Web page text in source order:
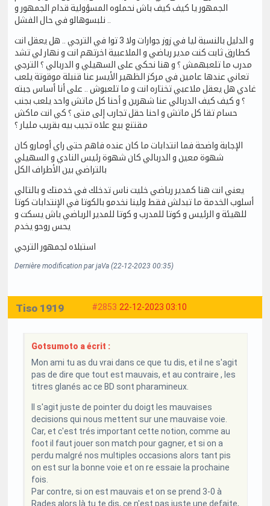
الجمهور يا كيف كيف باش نحملوه المسؤولية قدام الجمهور و
و الدليل بالنسبة ليا في زوز جوارات ولا 3 توا في الترجي .. هل يعقل انت
كطارق ثابت كنت مدير رياضي و الملاعبية اخرتهم انت و نهار لي تشد
مدرب ما تلعبهمش ؟ و هنا نحكي على السهيلي و الدربالي ؟ الترجي
تعاني عندها عامين في مركز الظهير الأيسر عنا قنبلة موقوتة يلعب
غادي هل يعقل ملاعبي تختاره انت و ما تلعبوش .. على أنا أساس جبته
؟ و كيف كيف الدربالي عنا شهرين و أحنا كل ماتش واحد يلعب بجنب
حسام تقا كل ماتش و احنا حقل تجارب إلى متى ؟ كي انت ماكش
مقتنع بيع علاه تجيب بيه بقريب مليار ؟
الإجابة واضحة فما انتدابات ما كان عنده فاهم حتى راي أومارو كان
شهوة معين و الدربالي كان شهوة رئيس النادي و السهيلي
بالتراضي بين الأطراف الكل
يعني انت هنا كمدير رياضي خليت ناس تدخلك في خدمتك و بالتالي
أسلوب الخدمة ما تبدلش فقط ولينا نخدمو بالكوتا في الإنتدابات كوتا
للهيئة و الرئيس و كوتا للمدرب و كوتا للمدير الرياضي باش يسكت و
يحس روحو يخدم
استبلاه لجمهور الترجي
Dernière modification par jaVa (22-12-2023 00:35)
#2853 22-12-2023 03:10
Tiso 1919
Gotsumoto a écrit :
Mon ami tu as du vrai dans ce que tu dis, et il ne s'agit
pas de dire que tout est mauvais, et au contraire , les
titres glanés ac ce BD sont pharamineux.
Il s'agit juste de pointer du doigt les mauvaises
decisions qui nous mettent sur une mauvaise voie.
Car, et c'est trés important cette notion, comme au
foot il faut jouer son match pour gagner, et si on a
perdu malgré nos multiples occasions alors tant pis
on est sur la bonne voie et on re essaie la prochaine
fois.
Par contre, si on est mauvais et on se prend 3-0 à
Rades alors là tu te dis, ce n'est pas juste une defaite,